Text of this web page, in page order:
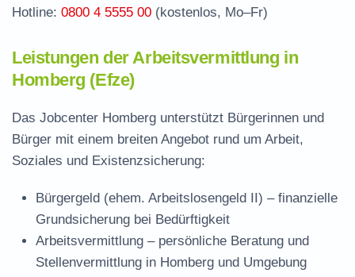
Hotline: 0800 4 5555 00 (kostenlos, Mo–Fr)
Leistungen der Arbeitsvermittlung in
Homberg (Efze)
Das Jobcenter Homberg unterstützt Bürgerinnen und
Bürger mit einem breiten Angebot rund um Arbeit,
Soziales und Existenzsicherung:
Bürgergeld (ehem. Arbeitslosengeld II) – finanzielle
Grundsicherung bei Bedürftigkeit
Arbeitsvermittlung – persönliche Beratung und
Stellenvermittlung in Homberg und Umgebung